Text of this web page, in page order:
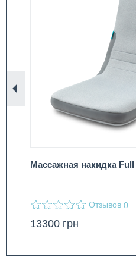
Массажная накидка
Отзывов 0
13300 грн
Назад